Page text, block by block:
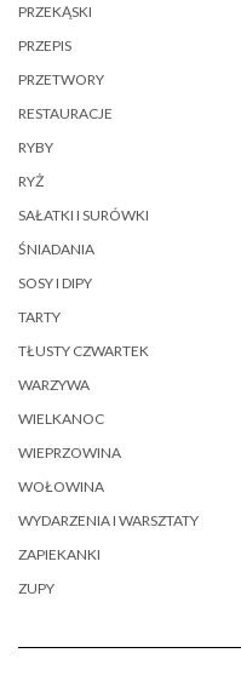
PRZEKĄSKI
PRZEPIS
PRZETWORY
RESTAURACJE
RYBY
RYŻ
SAŁATKI I SURÓWKI
ŚNIADANIA
SOSY I DIPY
TARTY
TŁUSTY CZWARTEK
WARZYWA
WIELKANOC
WIEPRZOWINA
WOŁOWINA
WYDARZENIA I WARSZTATY
ZAPIEKANKI
ZUPY